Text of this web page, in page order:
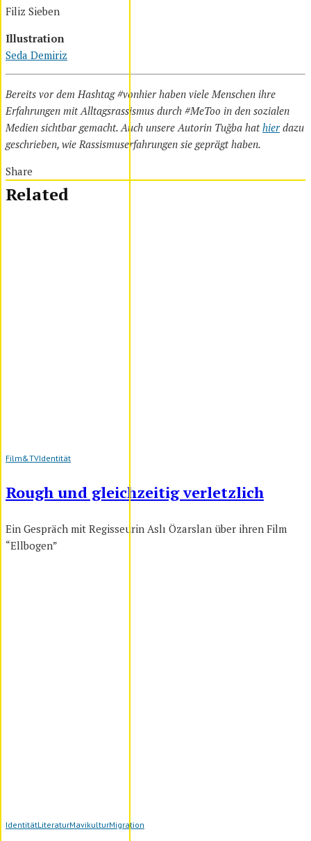
Filiz Sieben
Illustration
Seda Demiriz
Bereits vor dem Hashtag #vonhier haben viele Menschen ihre
Erfahrungen mit Alltagsrassismus durch #MeToo in den sozialen
Medien sichtbar gemacht. Auch unsere Autorin Tuğba hathierdazu
geschrieben, wie Rassismuserfahrungen sie geprägt haben.
Share
Related
Film&TVIdentität
Rough und gleichzeitig verletzlich
Ein Gespräch mit Regisseurin Aslı Özarslan über ihren Film
“Ellbogen”
IdentitätLiteraturMavikulturMigration